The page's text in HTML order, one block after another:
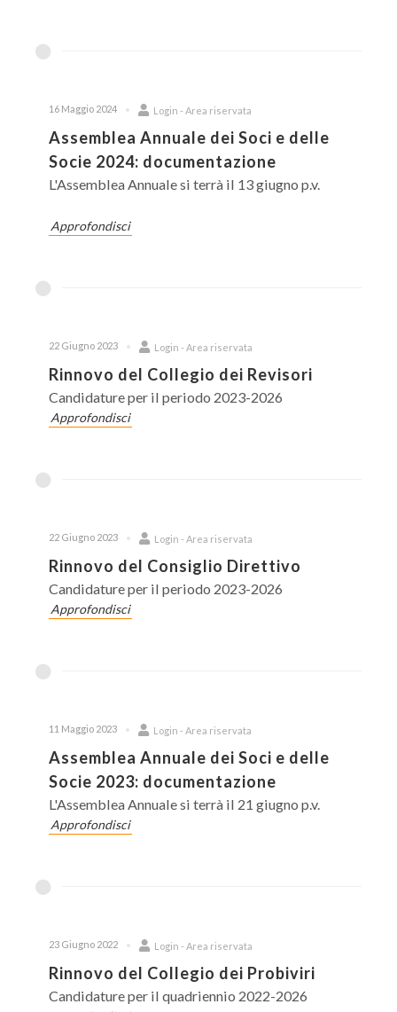
16 Maggio 2024 Login - Area riservata
Assemblea Annuale dei Soci e delle
Socie 2024: documentazione
L'Assemblea Annuale si terrà il 13 giugno p.v.
Approfondisci
22 Giugno 2023 Login - Area riservata
Rinnovo del Collegio dei Revisori
Candidature per il periodo 2023-2026
Approfondisci
22 Giugno 2023 Login - Area riservata
Rinnovo del Consiglio Direttivo
Candidature per il periodo 2023-2026
Approfondisci
11 Maggio 2023 Login - Area riservata
Assemblea Annuale dei Soci e delle
Socie 2023: documentazione
L'Assemblea Annuale si terrà il 21 giugno p.v.
Approfondisci
23 Giugno 2022 Login - Area riservata
Rinnovo del Collegio dei Probiviri
Candidature per il quadriennio 2022-2026